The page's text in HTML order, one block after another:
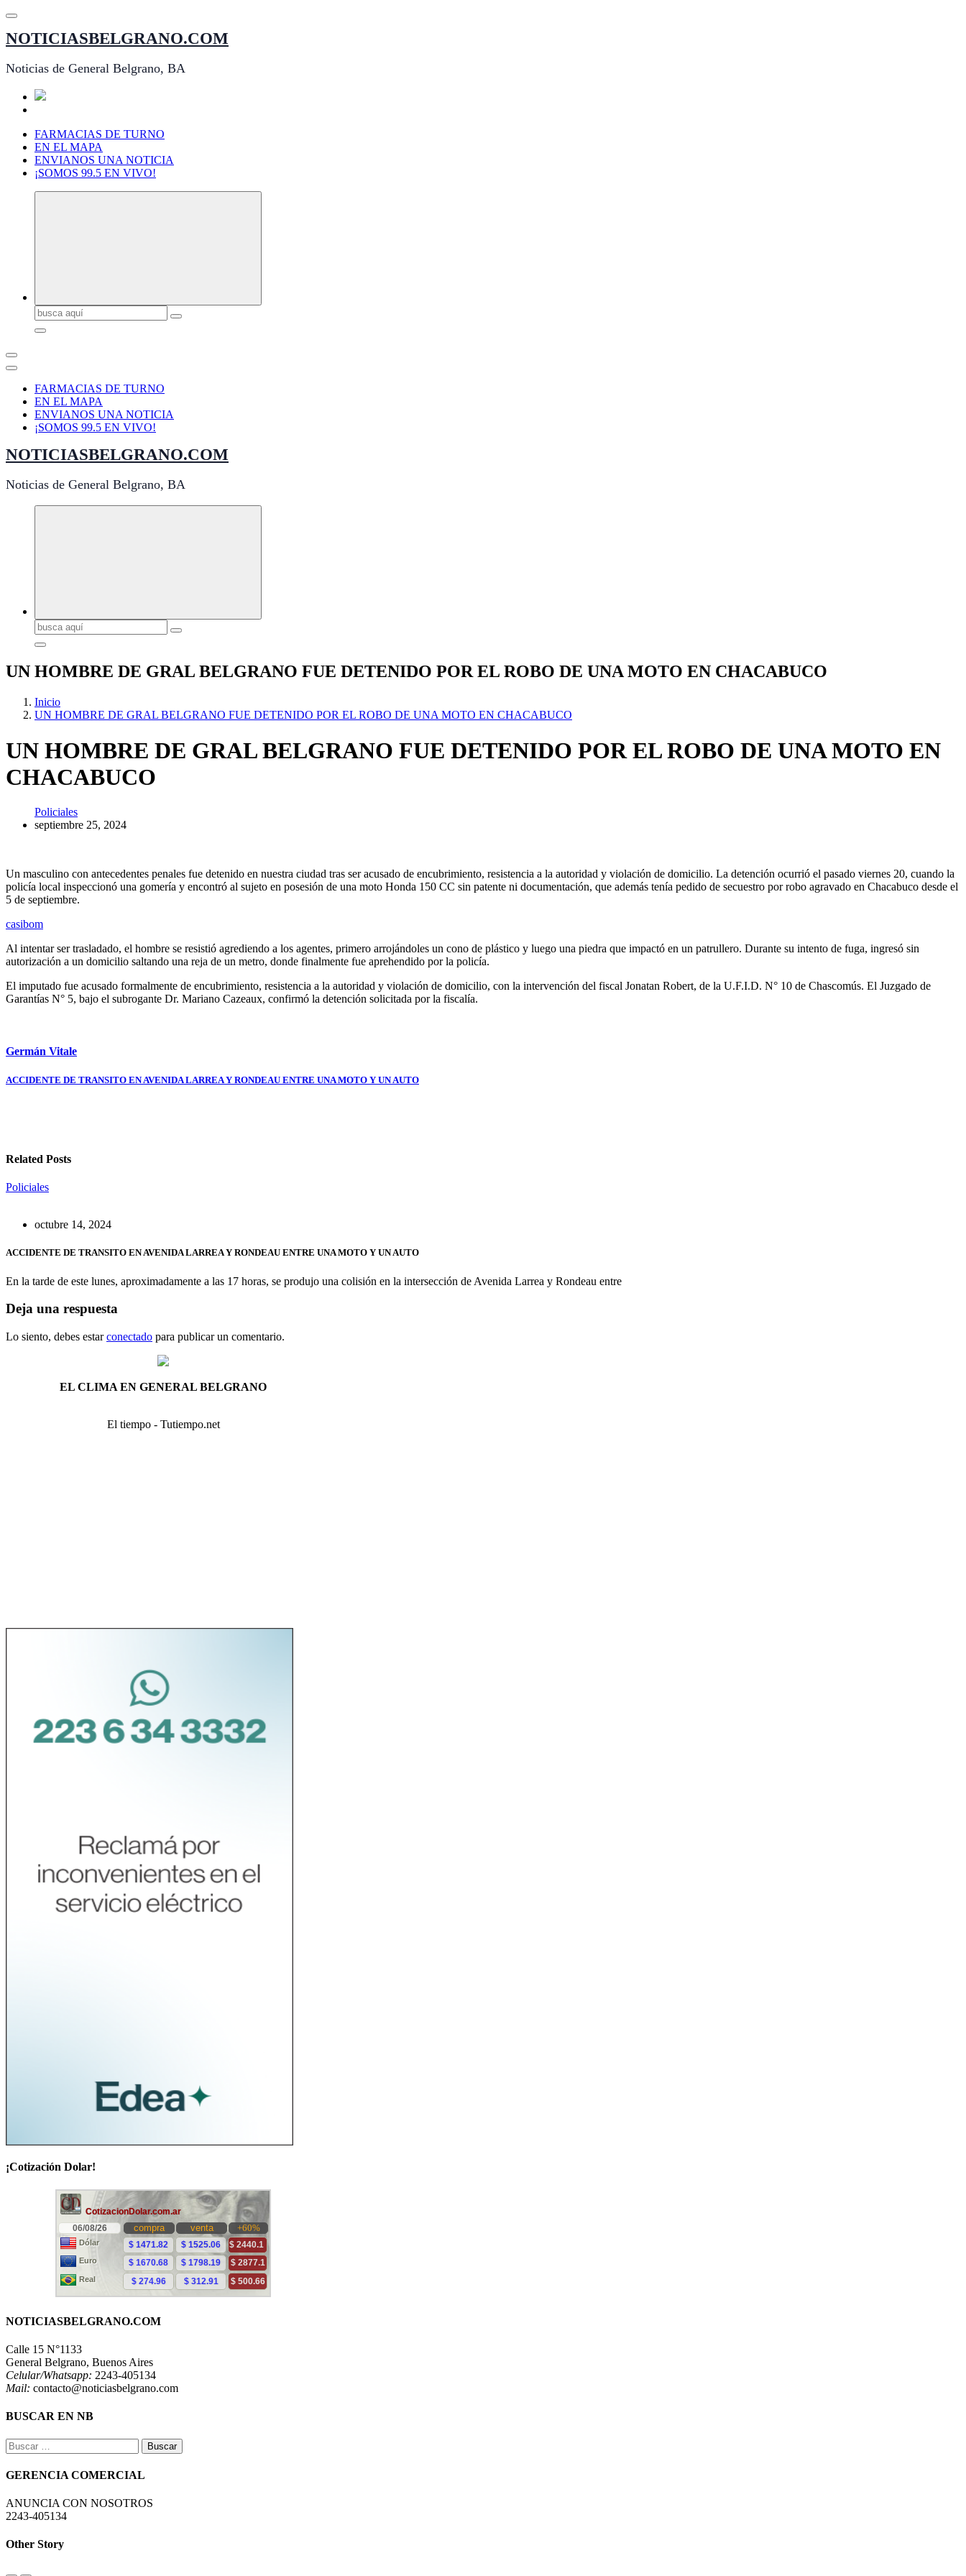
Saltar
contenido
NOTICIASBELGRANO.COM
Noticias de General Belgrano, BA
FARMACIAS DE TURNO
EN EL MAPA
ENVIANOS UNA NOTICIA
¡SOMOS 99.5 EN VIVO!
Buscar:
FARMACIAS DE TURNO
EN EL MAPA
ENVIANOS UNA NOTICIA
¡SOMOS 99.5 EN VIVO!
NOTICIASBELGRANO.COM
Noticias de General Belgrano, BA
Buscar:
UN HOMBRE DE GRAL BELGRANO FUE DETENIDO POR EL ROBO DE UNA MOTO EN CHACABUCO
Inicio
UN HOMBRE DE GRAL BELGRANO FUE DETENIDO POR EL ROBO DE UNA MOTO EN CHACABUCO
UN HOMBRE DE GRAL BELGRANO FUE DETENIDO POR EL ROBO DE UNA MOTO EN
CHACABUCO
Policiales
septiembre 25, 2024
Un masculino con antecedentes penales fue detenido en nuestra ciudad tras ser acusado de encubrimiento, resistencia a la autoridad y violación de domicilio. La detención ocurrió el pasado viernes 20, cuando la
policía local inspeccionó una gomería y encontró al sujeto en posesión de una moto Honda 150 CC sin patente ni documentación, que además tenía pedido de secuestro por robo agravado en Chacabuco desde el
5 de septiembre.
casibom
Al intentar ser trasladado, el hombre se resistió agrediendo a los agentes, primero arrojándoles un cono de plástico y luego una piedra que impactó en un patrullero. Durante su intento de fuga, ingresó sin
autorización a un domicilio saltando una reja de un metro, donde finalmente fue aprehendido por la policía.
El imputado fue acusado formalmente de encubrimiento, resistencia a la autoridad y violación de domicilio, con la intervención del fiscal Jonatan Robert, de la U.F.I.D. N° 10 de Chascomús. El Juzgado de
Garantías N° 5, bajo el subrogante Dr. Mariano Cazeaux, confirmó la detención solicitada por la fiscalía.
Germán Vitale
Navegación
ACCIDENTE DE TRANSITO EN AVENIDA LARREA Y RONDEAU ENTRE UNA MOTO Y UN AUTO
Related Posts
Policiales
octubre 14, 2024
ACCIDENTE DE TRANSITO EN AVENIDA LARREA Y RONDEAU ENTRE UNA MOTO Y UN AUTO
En la tarde de este lunes, aproximadamente a las 17 horas, se produjo una colisión en la intersección de Avenida Larrea y Rondeau entre
Deja una respuesta
Lo siento, debes estarconectado para publicar un comentario.
EL CLIMA EN GENERAL BELGRANO
El tiempo - Tutiempo.net
¡Cotización Dolar!
NOTICIASBELGRANO.COM
Calle 15 N°1133
General Belgrano, Buenos Aires
Celular/Whatsapp: 2243-405134
Mail: contacto@noticiasbelgrano.com
BUSCAR EN NB
Buscar:
GERENCIA COMERCIAL
ANUNCIA CON NOSOTROS
2243-405134
Other Story